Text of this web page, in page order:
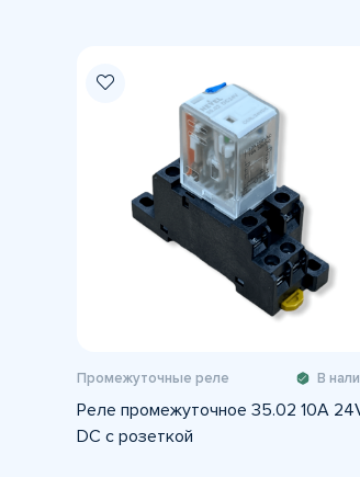
Промежуточные реле В
Реле промежуточное 35.02 10A
DC с розеткой